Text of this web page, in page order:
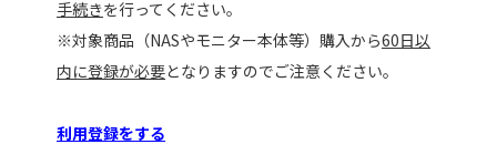
手続きを行ってください。
※対象商品（NASやモニター本体等）購入から60日以
内に登録が必要となりますのでご注意ください。
利用登録をする